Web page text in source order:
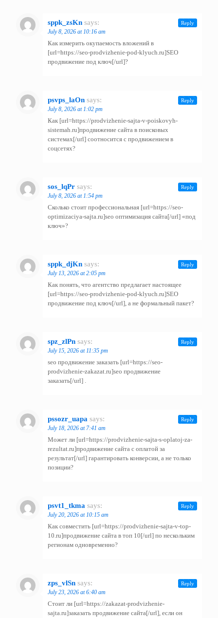
sppk_zsKn says:
July 8, 2026 at 10:16 am
Как измерить окупаемость вложений в
[url=https://seo-prodvizhenie-pod-klyuch.ru]SEO
продвижение под ключ[/url]?
Reply
psvps_laOn says:
July 8, 2026 at 1:02 pm
Как [url=https://prodvizhenie-sajta-v-poiskovyh-
sistemah.ru]продвижение сайта в поисковых
системах[/url] соотносится с продвижением в
соцсетях?
Reply
sos_lqPr says:
July 8, 2026 at 1:54 pm
Сколько стоит профессиональная [url=https://seo-
optimizaciya-sajta.ru]seo оптимизация сайта[/url] «под
ключ»?
Reply
sppk_djKn says:
July 13, 2026 at 2:05 pm
Как понять, что агентство предлагает настоящее
[url=https://seo-prodvizhenie-pod-klyuch.ru]SEO
продвижение под ключ[/url], а не формальный пакет?
Reply
spz_zlPn says:
July 15, 2026 at 11:35 pm
seo продвижение заказать [url=https://seo-
prodvizhenie-zakazat.ru]seo продвижение
заказать[/url] .
Reply
pssozr_uapa says:
July 18, 2026 at 7:41 am
Может ли [url=https://prodvizhenie-sajta-s-oplatoj-za-
rezultat.ru]продвижение сайта с оплатой за
результат[/url] гарантировать конверсии, а не только
позиции?
Reply
psvt1_tkma says:
July 20, 2026 at 10:15 am
Как совместить [url=https://prodvizhenie-sajta-v-top-
10.ru]продвижение сайта в топ 10[/url] по нескольким
регионам одновременно?
Reply
zps_vlSn says:
July 23, 2026 at 6:40 am
Стоит ли [url=https://zakazat-prodvizhenie-
sajta.ru]заказать продвижение сайта[/url], если он
Reply